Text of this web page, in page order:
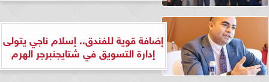
إضافة قوية للفندق.. إسلام ناجي يتولى
إدارة التسويق في شتايجنبرجر الهرم